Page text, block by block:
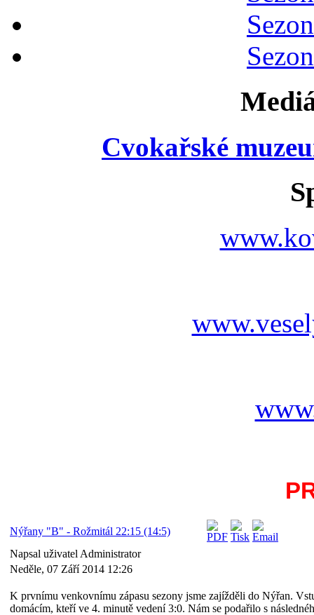
Cvokařské
Nýřany "B" - Rožmitál 22:15 (14:5)
Napsal uživatel Administrator
Neděle, 07 Září 2014 12:26
K prvnímu venkovnímu zápasu sezony jsme zajížděli do Nýřan.
domácím, kteří ve 4. minutě vedení 3:0. Nám se podařilo s